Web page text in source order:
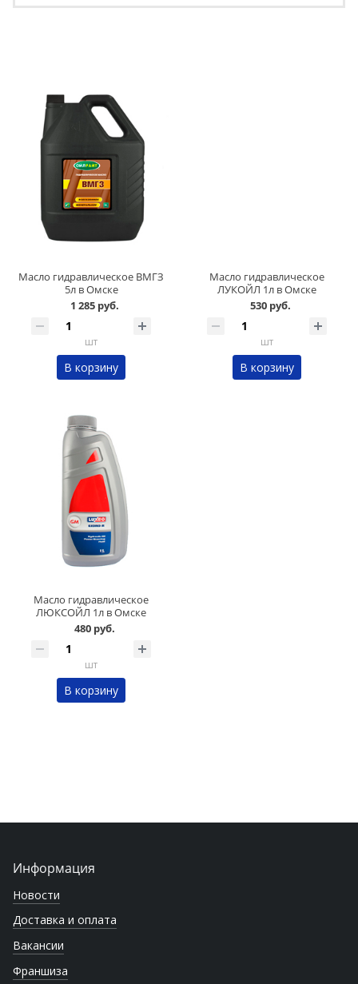
Масло гидравлическое ВМГЗ
5л в Омске
1 285 руб.
шт
В корзину
Масло гидравлическое
ЛУКОЙЛ 1л в Омске
530 руб.
шт
В корзину
Масло гидравлическое
ЛЮКСОЙЛ 1л в Омске
480 руб.
шт
В корзину
Информация
Новости
Доставка и оплата
Вакансии
Франшиза